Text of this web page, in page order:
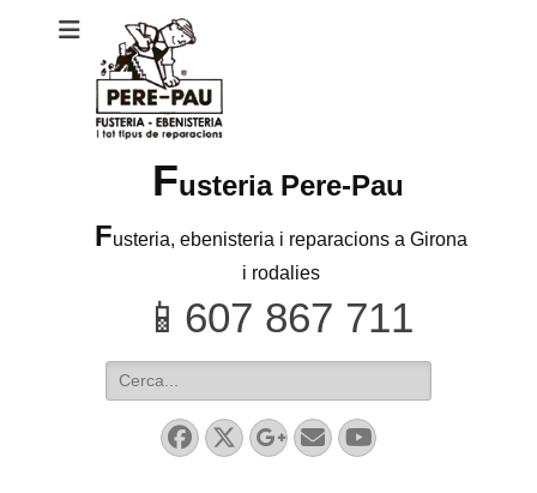
Fusteria Pere-Pau
Fusteria, ebenisteria i reparacions a Girona
i rodalies
Search
for:
Facebook
Twitter
Googleplus
EmailYouTube